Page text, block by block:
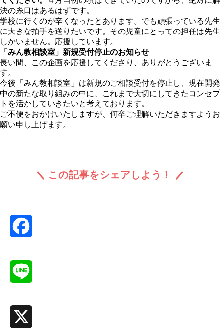
決の糸口はあるはずです。
学校に行くのが辛くなったとあります。でも頑張っている先生
に大きな拍手を送りたいです。その児童にとっての担任は先生
しかいません。応援しています。
「みん教相談室」新規受付停止のお知らせ
長い間、この企画を応援してくださり、ありがとうございま
す。
今後「みん教相談室」は新規のご相談受付を停止し、現在開発
中の新たな取り組みの中に、これまで大切にしてきたコンセプ
トを活かしていきたいと考えております。
ご不便をおかけいたしますが、何卒ご理解いただきますようお
願い申し上げます。
この記事をシェアしよう！